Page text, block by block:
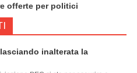
offerte per politici
inalterata la